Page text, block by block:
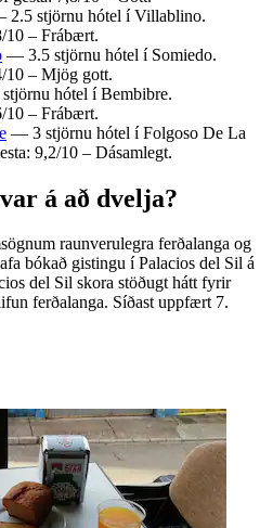
2.5 stjörnu hótel í Villablino.
10 – Frábært.
— 3.5 stjörnu hótel í Somiedo.
10 – Mjög gott.
hótel í Bembibre.
10 – Frábært.
— 3 stjörnu hótel í Folgoso De La
9,2/10 – Dásamlegt.
á að dvelja?
raunverulegra ferðalanga og
bókað gistingu í Palacios del Sil á
del Sil skora stöðugt hátt fyrir
ferðalanga. Síðast uppfært 7.